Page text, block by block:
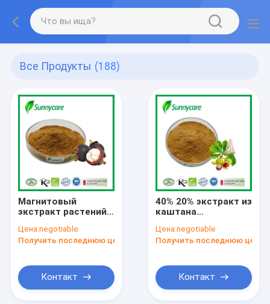
Все Продукты (188)
Магнитовый
экстракт растений в
11-1 Магнитовый
фруктовый
Цена:negotiable
Получить последнюю цену
Контакт
40% 20% экстракт из
каштана
порошка HPLC
Aesculus
Extract
Цена:negotiable
Получить последнюю цену
Контакт